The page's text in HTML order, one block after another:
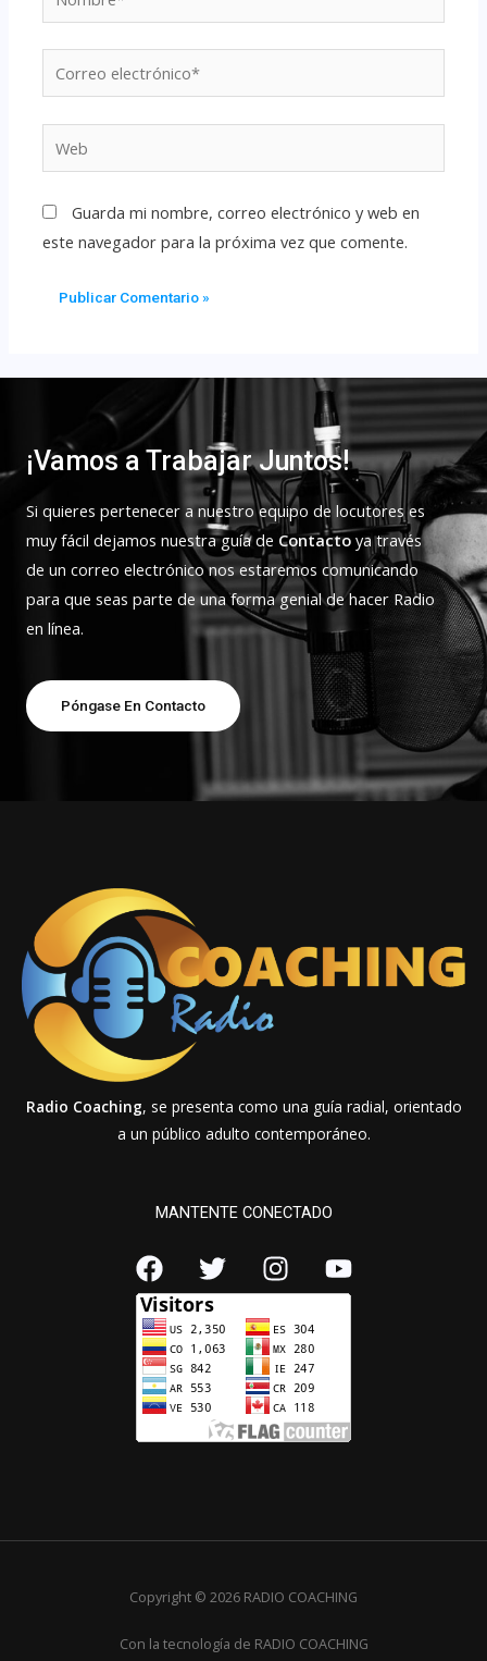
Guarda mi nombre, correo electrónico y web en
este navegador para la próxima vez que comente.
¡Vamos a Trabajar Juntos!
Si quieres pertenecer a nuestro equipo de locutores es
muy fácil dejamos nuestra guía de Contacto ya través
de un correo electrónico nos estaremos comunicando
para que seas parte de una forma genial de hacer Radio
en línea.
Póngase En Contacto
Radio Coaching, se presenta como una guía radial, orientado
a un público adulto contemporáneo.
MANTENTE CONECTADO
Copyright © 2026 RADIO COACHING
Con la tecnología de RADIO COACHING